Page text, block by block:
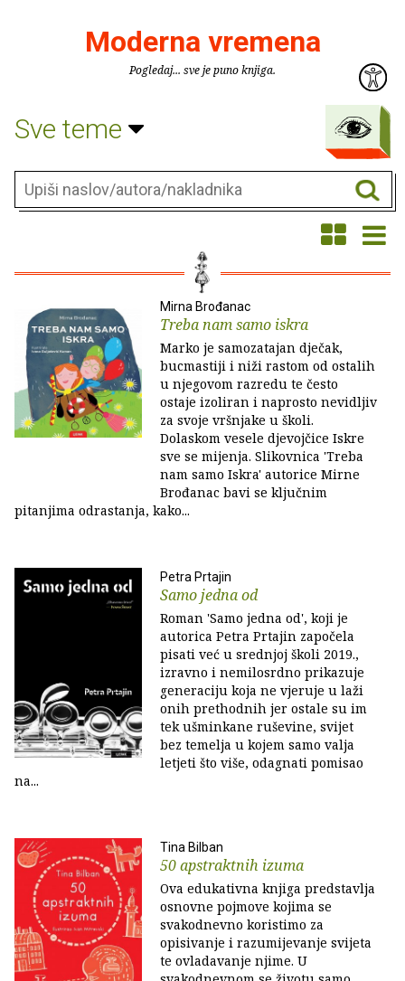
Moderna vremena
Pogledaj... sve je puno knjiga.
Sve teme
Mirna Brođanac
Treba nam samo iskra
Marko je samozatajan dječak,
bucmastiji i niži rastom od ostalih
u njegovom razredu te često
ostaje izoliran i naprosto nevidljiv
za svoje vršnjake u školi.
Dolaskom vesele djevojčice Iskre
sve se mijenja. Slikovnica 'Treba
nam samo Iskra' autorice Mirne
Brođanac bavi se ključnim
pitanjima odrastanja, kako...
Petra Prtajin
Samo jedna od
Roman 'Samo jedna od', koji je
autorica Petra Prtajin započela
pisati već u srednjoj školi 2019.,
izravno i nemilosrdno prikazuje
generaciju koja ne vjeruje u laži
onih prethodnih jer ostale su im
tek ušminkane ruševine, svijet
bez temelja u kojem samo valja
letjeti što više, odagnati pomisao
na...
Tina Bilban
50 apstraktnih izuma
Ova edukativna knjiga predstavlja
osnovne pojmove kojima se
svakodnevno koristimo za
opisivanje i razumijevanje svijeta
te ovladavanje njime. U